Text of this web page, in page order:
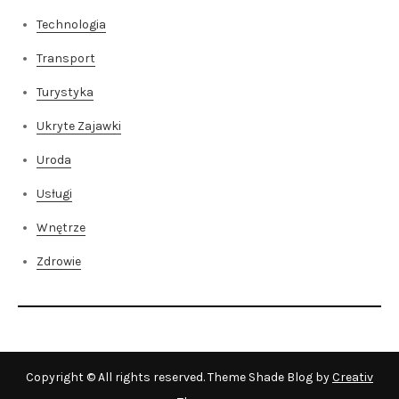
Technologia
Transport
Turystyka
Ukryte Zajawki
Uroda
Usługi
Wnętrze
Zdrowie
Copyright © All rights reserved. Theme Shade Blog byCreativ